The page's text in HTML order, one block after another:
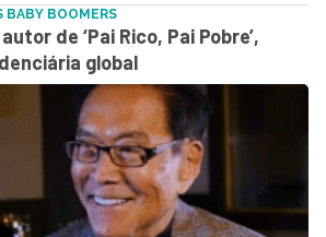
BABY BOOMERS
de ‘Pai Rico, Pai Pobre’,
global